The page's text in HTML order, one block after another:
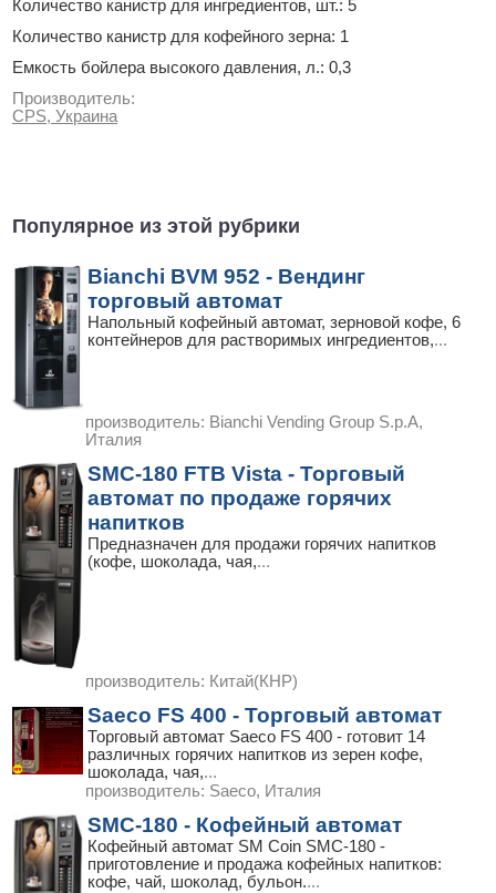
Количество канистр для ингредиентов, шт.: 5
Количество канистр для кофейного зерна: 1
Емкость бойлера высокого давления, л.: 0,3
Производитель:
CPS, Украина
Популярное из этой рубрики
Bianchi BVM 952 - Вендинг
торговый автомат
Напольный кофейный автомат, зерновой кофе, 6
контейнеров для растворимых ингредиентов,...
производитель: Bianchi Vending Group S.p.A,
Италия
SMC-180 FTB Vista - Торговый
автомат по продаже горячих
напитков
Предназначен для продажи горячих напитков
(кофе, шоколада, чая,...
производитель: Китай(КНР)
Saeco FS 400 - Торговый автомат
Торговый автомат Saeco FS 400 - готовит 14
различных горячих напитков из зерен кофе,
шоколада, чая,...
производитель: Saeco, Италия
SMC-180 - Кофейный автомат
Кофейный автомат SM Coin SMC-180 -
приготовление и продажа кофейных напитков:
кофе, чай, шоколад, бульон....